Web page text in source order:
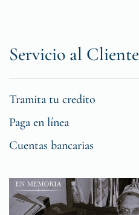
Servicio al Cliente
Tramita tu credito
Paga en línea
Cuentas bancarias